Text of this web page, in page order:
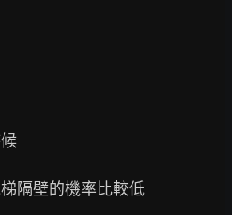
隔壁的機率比較低